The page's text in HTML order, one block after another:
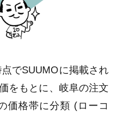
でSUUMOに掲載され
をもとに、岐阜の注文
価格帯に分類 (ローコ